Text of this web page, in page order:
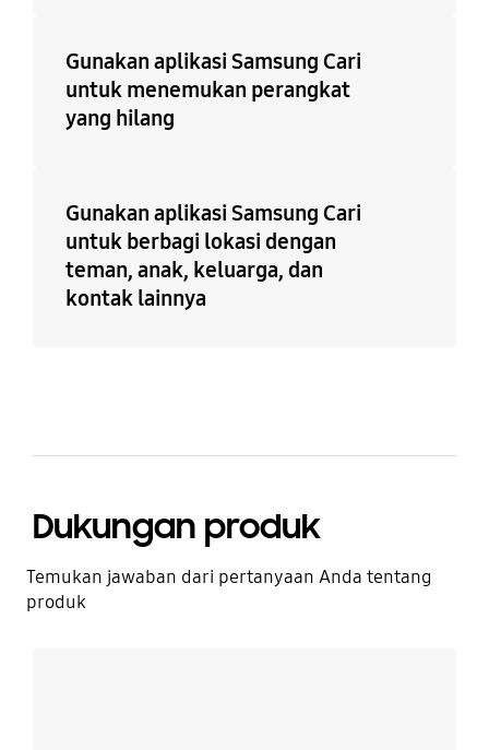
Gunakan aplikasi Samsung Cari
untuk menemukan perangkat
yang hilang
Gunakan aplikasi Samsung Cari
untuk berbagi lokasi dengan
teman, anak, keluarga, dan
kontak lainnya
Dukungan produk
Temukan jawaban dari pertanyaan Anda tentang
produk